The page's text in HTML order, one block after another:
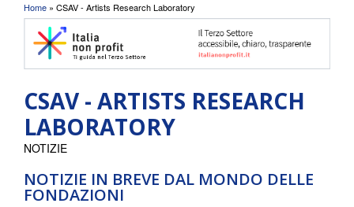
Tu sei qui
Home » CSAV - Artists Research Laboratory
CSAV - ARTISTS RESEARCH
LABORATORY
NOTIZIE IN BREVE DAL MONDO DELLE
FONDAZIONI
NOTIZIE